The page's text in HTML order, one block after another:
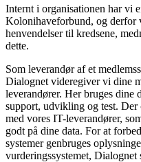
Internt i organisationen har vi
Kolonihaveforbund, og derfor
henvendelser til kredsene,
dette.
Som leverandør af et
Dialognet videregiver vi dine
leverandører. Her bruges dine
support, udvikling og test. Der
med vores IT-leverandører,
godt på dine data. For at
systemer genbruges
vurderingssystemet, Dialognet